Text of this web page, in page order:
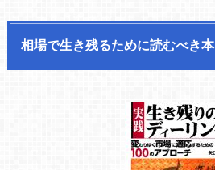
相場で生き残るために読むべき本